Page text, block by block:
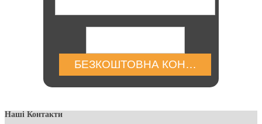
БЕЗКОШТОВНА КОНСУЛЬТАЦІЯ
Наші Контакти